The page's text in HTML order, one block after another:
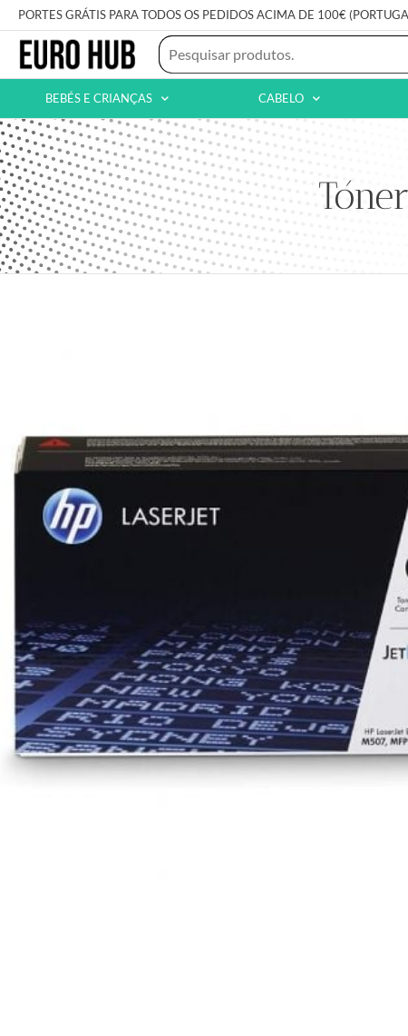
PORTES GRÁTIS PARA TODOS OS PEDIDOS ACIMA DE 100€
BEBÉS E CRIANÇAS CABELO